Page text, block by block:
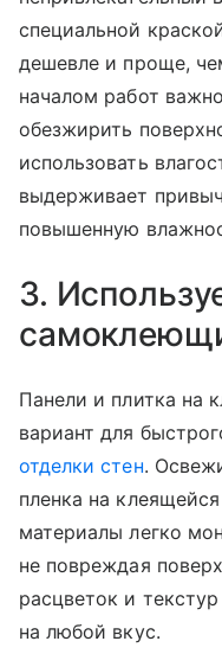
специальной
дешевле и проще,
началом работ
обезжирить
использовать
выдерживает
повышенную
3.
Панели и плитка на
вариант для
отделки стен.
пленка на
материалы легко
не повреждая
расцветок и
на любой вкус.